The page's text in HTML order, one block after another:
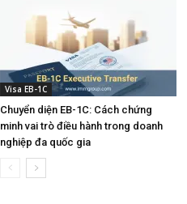
Visa EB-1C
Chuyển diện EB-1C: Cách chứng
minh vai trò điều hành trong doanh
nghiệp đa quốc gia